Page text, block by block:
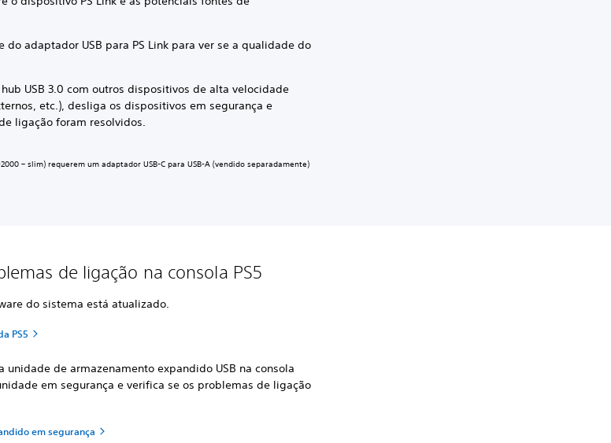
do adaptador USB para PS Link para ver se a qualidade do
USB 3.0 com outros dispositivos de alta velocidade
etc.), desliga os dispositivos em segurança e
ligação foram resolvidos.
– slim) requerem um adaptador USB-C para USB-A (vendido separadamente)
de ligação na consola PS5
do sistema está atualizado.
PS5
unidade de armazenamento expandido USB na consola
em segurança e verifica se os problemas de ligação
em segurança